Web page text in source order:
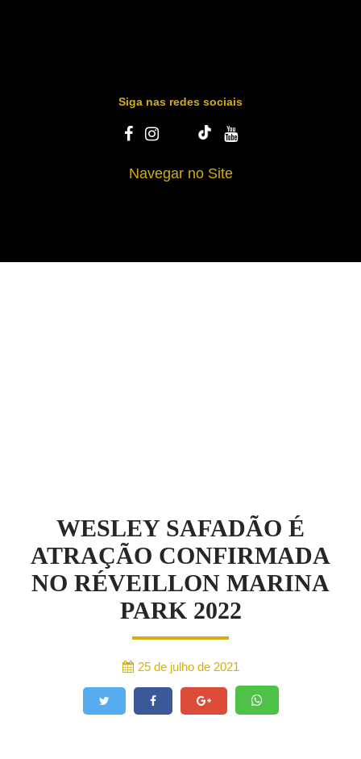
Siga nas redes sociais
Navegar no Site
WESLEY SAFADÃO É
ATRAÇÃO CONFIRMADA
NO RÉVEILLON MARINA
PARK 2022
25 de julho de 2021